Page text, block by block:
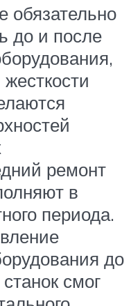
обязательно
до и после
ремонт
в
периода.
до
смог